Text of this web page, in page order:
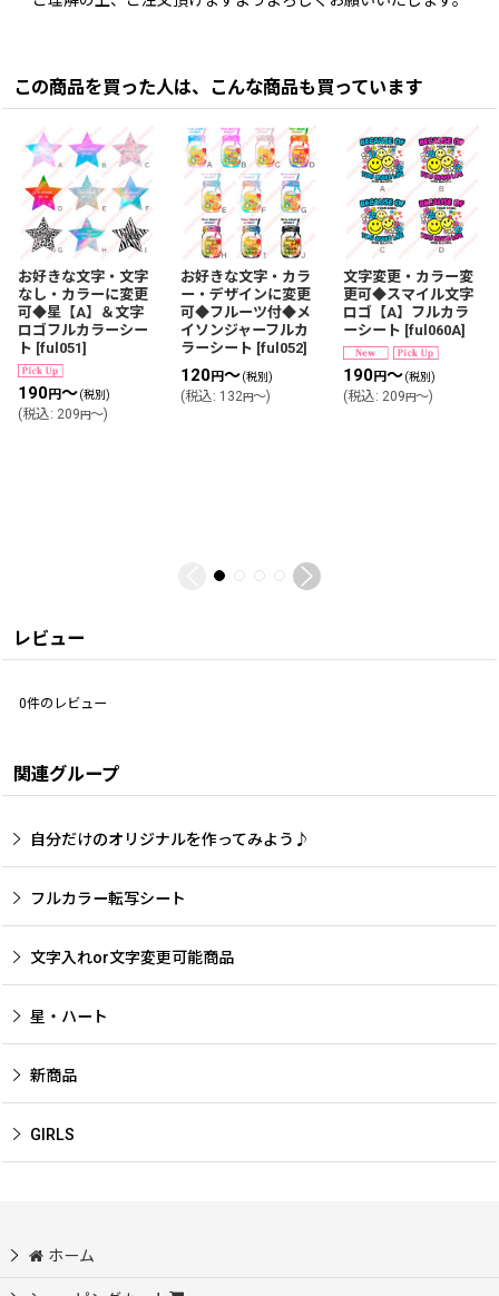
この商品を買った人は、こんな商品も買っています
お好きな文字・文字
なし・カラーに変更
可◆星【A】＆文字
ロゴフルカラーシー
ト [ful051]
190円～(税別)
(税込: 209円～)
お好きな文字・カラ
ー・デザインに変更
可◆フルーツ付◆メ
イソンジャーフルカ
ラーシート [ful052]
120円～(税別)
(税込: 132円～)
文字変更・カラー変
更可◆スマイル文字
ロゴ【A】フルカラ
ーシート [ful060A]
190円～(税別)
(税込: 209円～)
レビュー
0件のレビュー
関連グループ
自分だけのオリジナルを作ってみよう♪
フルカラー転写シート
文字入れor文字変更可能商品
星・ハート
新商品
GIRLS
ホーム